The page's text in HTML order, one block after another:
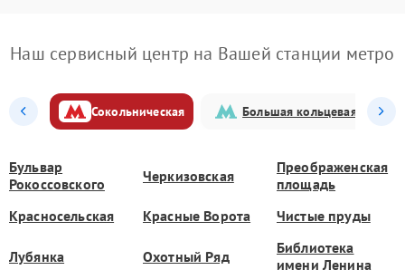
Наш сервисный центр на Вашей станции метро
Сокольническая Большая кольцевая
Бульвар
Рокоссовского
Черкизовская
Преображенская
площадь
Красносельская
Красные Ворота Чистые пруды
Лубянка Охотный Ряд
Библиотека
имени Ленина